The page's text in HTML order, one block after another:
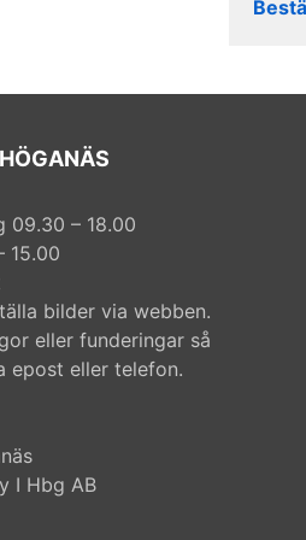
09.30 – 18.00
15.00
bilder via webben.
eller funderingar så
epost eller telefon.
I Hbg AB